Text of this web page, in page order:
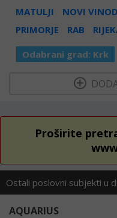
MATULJI
NOVI
PRIMORJE
RAB
Odabrani grad: Krk
Proširite
Ostali poslovni subjekti u
AQUARIUS